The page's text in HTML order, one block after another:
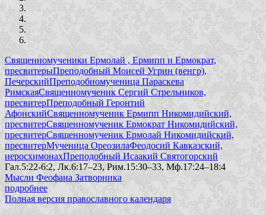
Священномученики Ермолай , Ермипп и Ермократ,
пресвитерыПреподобный Моисей Угрин (венгр),
ПечерскийПреподобномученица Параскева
РимскаяСвященномученик Сергий Стрельников,
пресвитерПреподобный Геронтий
АфонскийСвященномученик Ермипп Никомидийский,
пресвитерСвященномученик Ермократ Никомидийский,
пресвитерСвященномученик Ермолай Никомидийский,
пресвитерМученица ОреозилаФеодосий Кавказский,
иеросхимонахПреподобный Исаакий Святогорский
Гал.5:22-6:2, Лк.6:17–23, Рим.15:30–33, Мф.17:24–18:4
Мысли Феофана Затворника
подробнее
Полная версия православного календаря